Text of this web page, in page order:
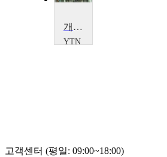
개량신약, 미래시장을 열어간다 - 동국제약
YTN
고객센터 (평일: 09:00~18:00)